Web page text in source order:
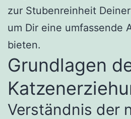
zur Stubenreinheit
um Dir eine umfassende
bieten.
Grundlagen
Verständnis der